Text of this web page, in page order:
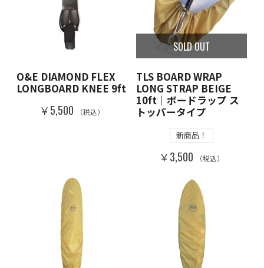
O&E DIAMOND FLEX
LONGBOARD KNEE 9ft
￥5,500 （税込）
SOLD OUT
TLS BOARD WRAP
LONG STRAP BEIGE
10ft｜ボードラップ ス
トッパータイプ
新商品！
￥3,500 （税込）